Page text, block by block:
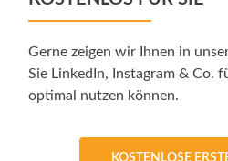
Gerne zeigen wir Ihnen in
Sie LinkedIn, Instagram & Co.
optimal nutzen können.
KOSTENLOSE